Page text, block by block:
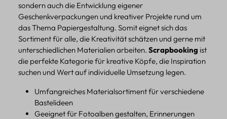
sondern auch die Entwicklung eigener
Geschenkverpackungen und kreativer Projekte rund um
das Thema Papiergestaltung. Somit eignet sich das
Sortiment für alle, die Kreativität schätzen und gerne mit
unterschiedlichen Materialien arbeiten. Scrapbooking ist
die perfekte Kategorie für kreative Köpfe, die Inspiration
suchen und Wert auf individuelle Umsetzung legen.
Umfangreiches Materialsortiment für verschiedene
Bastelideen
Geeignet für Fotoalben gestalten, Erinnerungen